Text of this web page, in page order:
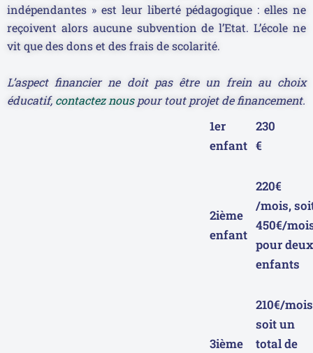
indépendantes » est leur liberté pédagogique : elles ne
reçoivent alors aucune subvention de l’Etat. L’école ne
vit que des dons et des frais de scolarité.
L’aspect financier ne doit pas être un frein au choix
éducatif, contactez nouspour tout projet de financement.
1er
enfant
230
€
2ième
enfant
220€
/mois,
450€/
pour deux
enfants
3ième
210€/
soit un
total de